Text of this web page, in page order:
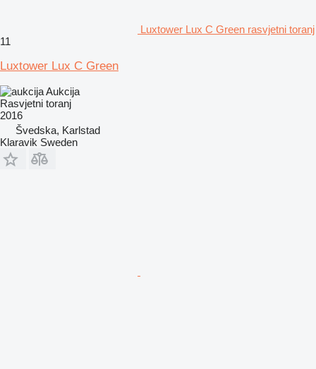
Luxtower Lux C Green rasvjetni toranj
11
Luxtower Lux C Green
Aukcija
Rasvjetni toranj
2016
Švedska, Karlstad
Klaravik Sweden